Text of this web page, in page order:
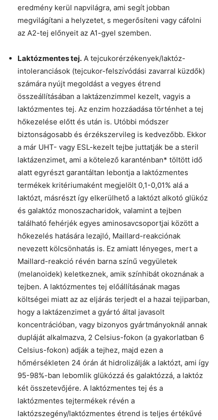
eredmény kerül napvilágra, ami segít jobban
megvilágítani a helyzetet, s megerősíteni vagy cáfolni
az A2-tej előnyeit az A1-gyel szemben.
Laktózmentes tej. A tejcukorérzékenyek/laktóz-
intoleranciások (tejcukor-felszívódási zavarral küzdők)
számára nyújt megoldást a vegyes étrend
összeállításában a laktázenzimmel kezelt, vagyis a
laktózmentes tej. Az enzim hozzáadása történhet a tej
hőkezelése előtt és után is. Utóbbi módszer
biztonságosabb és érzékszervileg is kedvezőbb. Ekkor
a már UHT- vagy ESL-kezelt tejbe juttatják be a steril
laktázenzimet, ami a kötelező karanténban* töltött idő
alatt egyrészt garantáltan lebontja a laktózmentes
termékek kritériumaként megjelölt 0,1-0,01% alá a
laktózt, másrészt így elkerülhető a laktózt alkotó glükóz
és galaktóz monoszacharidok, valamint a tejben
található fehérjék egyes aminosavcsoportjai között a
hőkezelés hatására lezajló, Maillard-reakciónak
nevezett kölcsönhatás is. Ez amiatt lényeges, mert a
Maillard-reakció révén barna színű vegyületek
(melanoidek) keletkeznek, amik színhibát okoznának a
tejben. A laktózmentes tej előállításának magas
költségei miatt az az eljárás terjedt el a hazai tejiparban,
hogy a laktázenzimet a gyártó által javasolt
koncentrációban, vagy bizonyos gyártmányoknál annak
dupláját alkalmazva, 2 Celsius-fokon (a gyakorlatban 6
Celsius-fokon) adják a tejhez, majd ezen a
hőmérsékleten 24 órán át hidrolizálják a laktózt, ami így
95-98%-ban lebomlik glükózzá és galaktózzá, a laktóz
két összetevőjére. A laktózmentes tej és a
laktózmentes tejtermékek révén a
laktózszegény/laktózmentes étrend is teljes értékűvé